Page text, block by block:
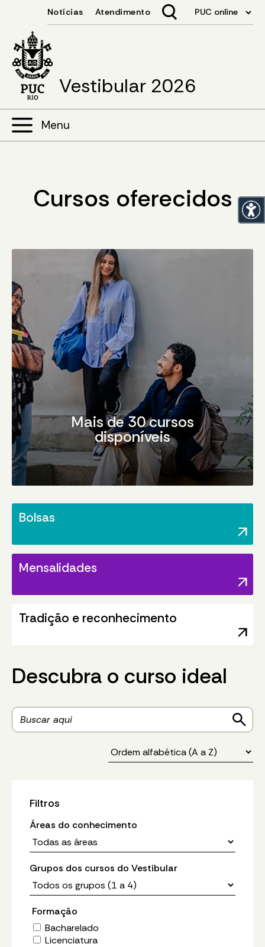
Vestibular 2026
Menu
Cursos oferecidos
Mais de 30 cursos
disponíveis
Bolsas
arrow_outward
Mensalidades
arrow_outward
Tradição e reconhecimento
arrow_outward
Descubra o curso ideal
Filtros
Áreas do conhecimento
Grupos dos cursos do Vestibular
Formação
Bacharelado
Licenciatura